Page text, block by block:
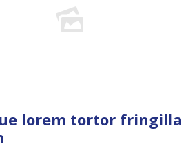
lorem tortor fringilla